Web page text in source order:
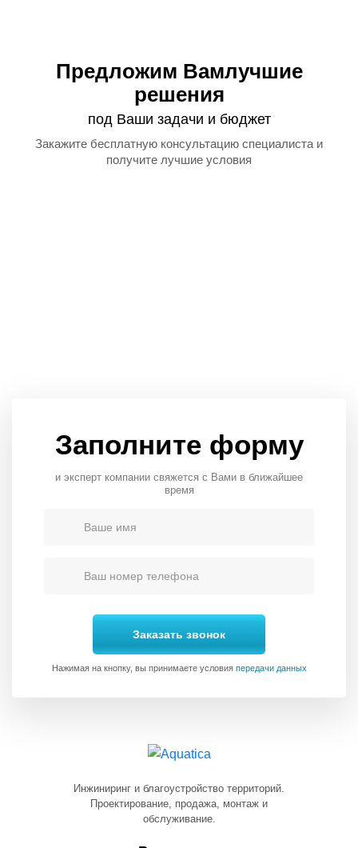
Предложим Вамлучшие
решения
под Ваши задачи и бюджет
Закажите бесплатную консультацию специалиста и
получите лучшие условия
Заполните форму
и эксперт компании свяжется с Вами в ближайшее
время
Заказать звонок
Нажимая на кнопку, вы принимаете условия передачи данных
Инжиниринг и благоустройство территорий.
Проектирование, продажа, монтаж и
обслуживание.